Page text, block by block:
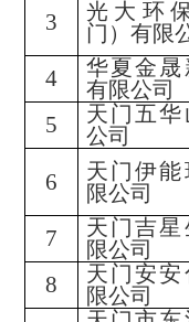
3
光大环
门）有限
4
华夏金晟
有限公司
5
天门五华
公司
6
天门伊
限公司
7
天门吉
限公司
8
天门安
限公司